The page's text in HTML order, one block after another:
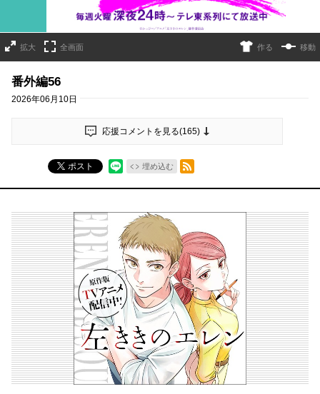
拡大 全画面 作る 移動
番外編56
2026年06月10日
応援コメントを見る(165)
ポスト 埋め込む
RSSフィード